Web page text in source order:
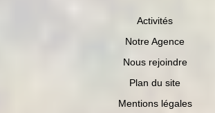
Activités
Notre Agence
Nous rejoindre
Plan du site
Mentions légales